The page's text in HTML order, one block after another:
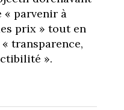
« parvenir à
prix » tout en
transparence,
».